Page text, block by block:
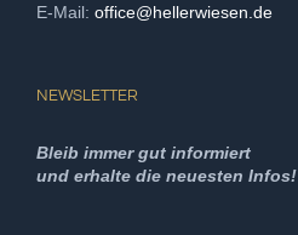
E-Mail: office@hellerwiesen.de
NEWSLETTER
Bleib immer gut informiert
und erhalte die neuesten Infos!